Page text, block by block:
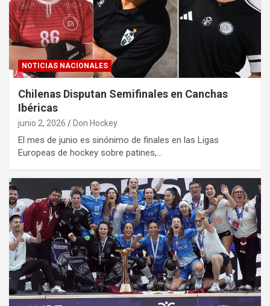
NOTICIAS NACIONALES
Chilenas Disputan Semifinales en Canchas
Ibéricas
junio 2, 2026 Don Hockey
El mes de junio es sinónimo de finales en las Ligas
Europeas de hockey sobre patines,…